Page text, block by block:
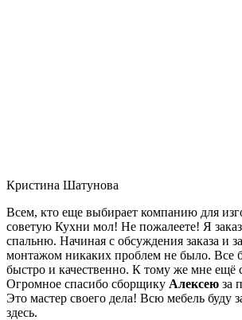
Кристина Шатунова
Всем, кто еще выбирает компанию для
советую Кухни мол! Не пожалеете! Я
спальню. Начиная с обсуждения заказа и
монтажом никаких проблем не было. Все
быстро и качественно. К тому же мне ещё
Огромное спасибо сборщику Алексею за
Это мастер своего дела! Всю мебель буду
здесь.